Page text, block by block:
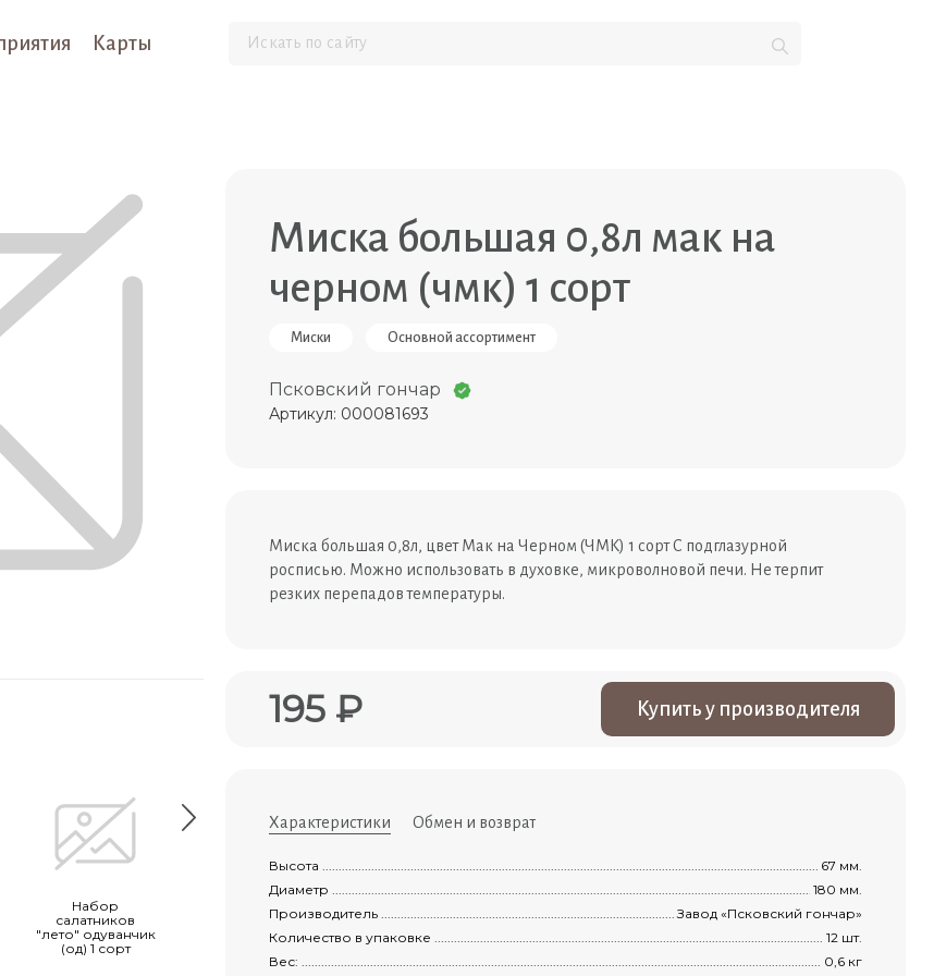
Карты
Набор
салатников
"лето" одуванчик
(од) 1 сорт
Ёмкость для
запекания с
крышкой
средняя"
0,8л 1 сорт
Миска большая 0,8л мак на
черном (чмк) 1 сорт
Миски Основной ассортимент
Псковский гончар
Артикул: 000081693
Миска большая 0,8л, цвет Мак на Черном (ЧМК) 1 сорт С подглазурной
росписью. Можно использовать в духовке, микроволновой печи. Не терпит
резких перепадов температуры.
195 ₽ Купить у производителя
Характеристики Обмен и возврат
Высота
67 мм.
Диаметр
180 мм.
Производитель
Завод «Псковский гончар»
Количество в упаковке
12 шт.
Вес:
0,6 кг